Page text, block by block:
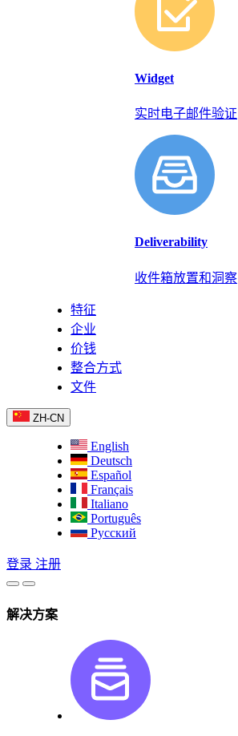
Widget
实时电子邮件验证
Deliverability
收件箱放置和洞察
特征
企业
价钱
整合方式
文件
ZH-CN
English
Deutsch
Español
Français
Italiano
Português
Русский
登录 注册
解决方案